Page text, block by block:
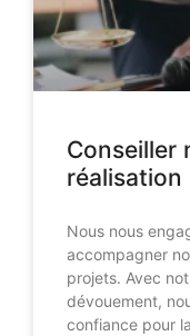
Conseiller
réalisation
Nous nous
accompagner
projets. Avec
dévouement,
confiance pour